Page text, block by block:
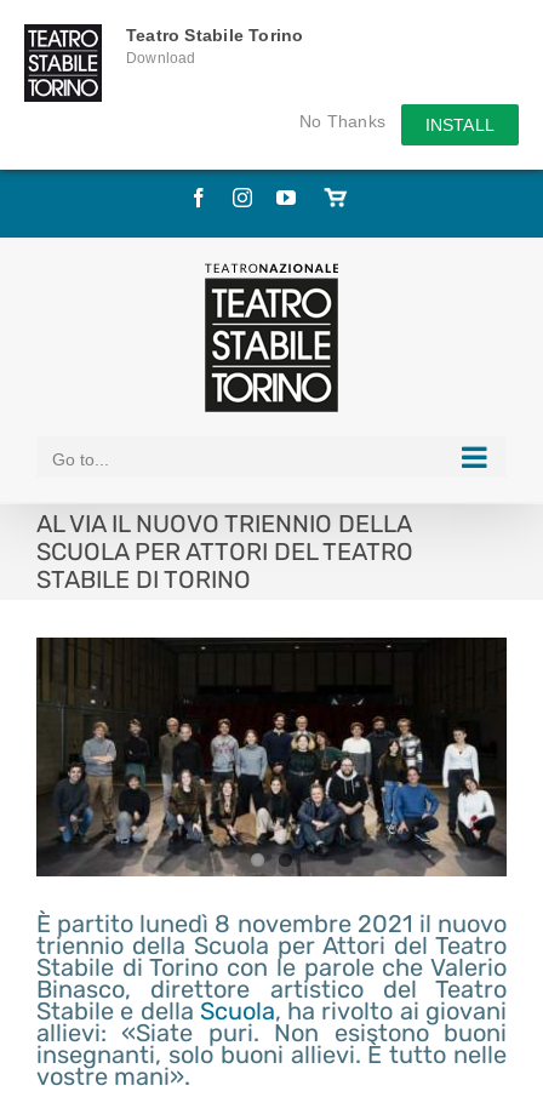
Teatro Stabile Torino
Download
No Thanks INSTALL
Skip
FacebookInstagramYouTube
Store
Go to...
AL VIA IL NUOVO TRIENNIO DELLA
SCUOLA PER ATTORI DEL TEATRO
STABILE DI TORINO
È partito lunedì 8 novembre 2021 il nuovo
triennio della Scuola per Attori del Teatro
Stabile di Torino con le parole che Valerio
Binasco, direttore artistico del Teatro
Stabile e della Scuola, ha rivolto ai giovani
allievi: «Siate puri. Non esistono buoni
insegnanti, solo buoni allievi. È tutto nelle
vostre mani».